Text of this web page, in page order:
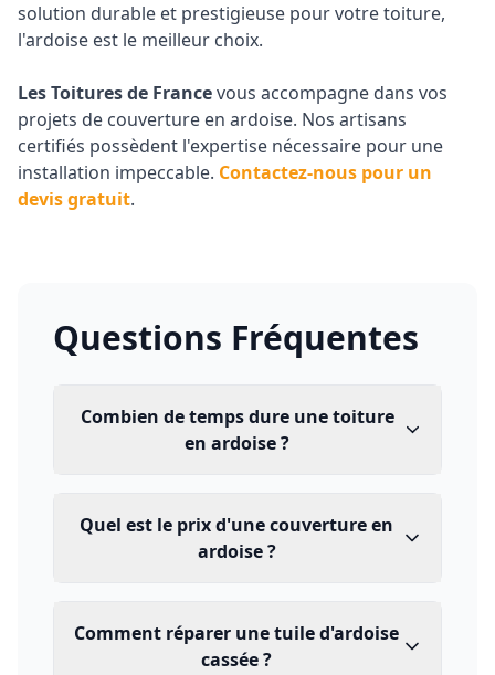
solution durable et prestigieuse pour votre toiture,
l'ardoise est le meilleur choix.
Les Toitures de Francevous accompagne dans vos
projets de couverture en ardoise. Nos artisans
certifiés possèdent l'expertise nécessaire pour une
installation impeccable. Contactez-nous pour un
devis gratuit.
Questions Fréquentes
Combien de temps dure une toiture
en ardoise ?
Quel est le prix d'une couverture en
ardoise ?
Comment réparer une tuile d'ardoise
cassée ?